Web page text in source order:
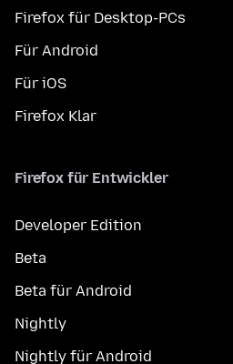
Firefox für Desktop-PCs
Für Android
Für iOS
Firefox Klar
Firefox für Entwickler
Developer Edition
Beta
Beta für Android
Nightly
Nightly für Android